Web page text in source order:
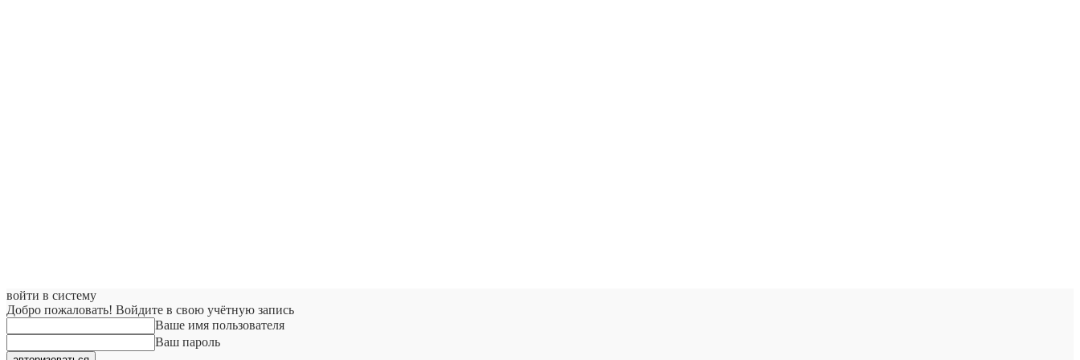
войти в систему
Добро пожаловать! Войдите в свою учётную запись
Ваше имя пользователя
Ваш пароль